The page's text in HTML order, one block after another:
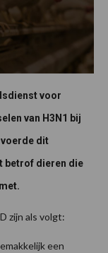
voor
van H3N1 bij
dit
betrof dieren die
zijn als volgt:
een